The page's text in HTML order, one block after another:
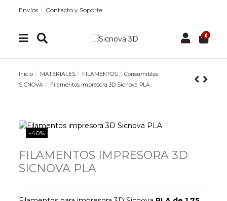
Envíos Contacto y Soporte
0
Inicio MATERIALES FILAMENTOS
Consumibles
SICNOVA
Filamentos impresora 3D Sicnova PLA
-40%
FILAMENTOS IMPRESORA 3D
SICNOVA PLA